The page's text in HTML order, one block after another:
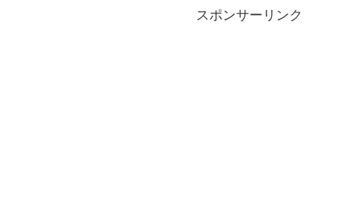
スポンサーリンク